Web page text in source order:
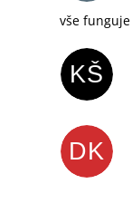
vše
KŠ
DK